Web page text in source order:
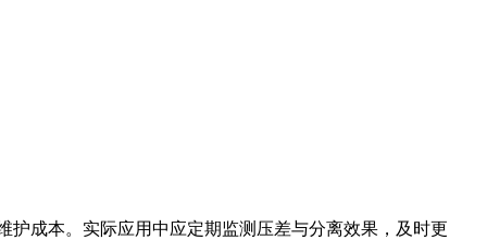
成本。实际应用中应定期监测压差与分离效果，及时更